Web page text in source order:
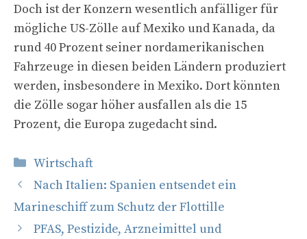
Doch ist der Konzern wesentlich anfälliger für
mögliche US-Zölle auf Mexiko und Kanada, da
rund 40 Prozent seiner nordamerikanischen
Fahrzeuge in diesen beiden Ländern produziert
werden, insbesondere in Mexiko. Dort könnten
die Zölle sogar höher ausfallen als die 15
Prozent, die Europa zugedacht sind.
Kategorien
Wirtschaft
Nach Italien: Spanien entsendet ein
Marineschiff zum Schutz der Flottille
PFAS, Pestizide, Arzneimittel und